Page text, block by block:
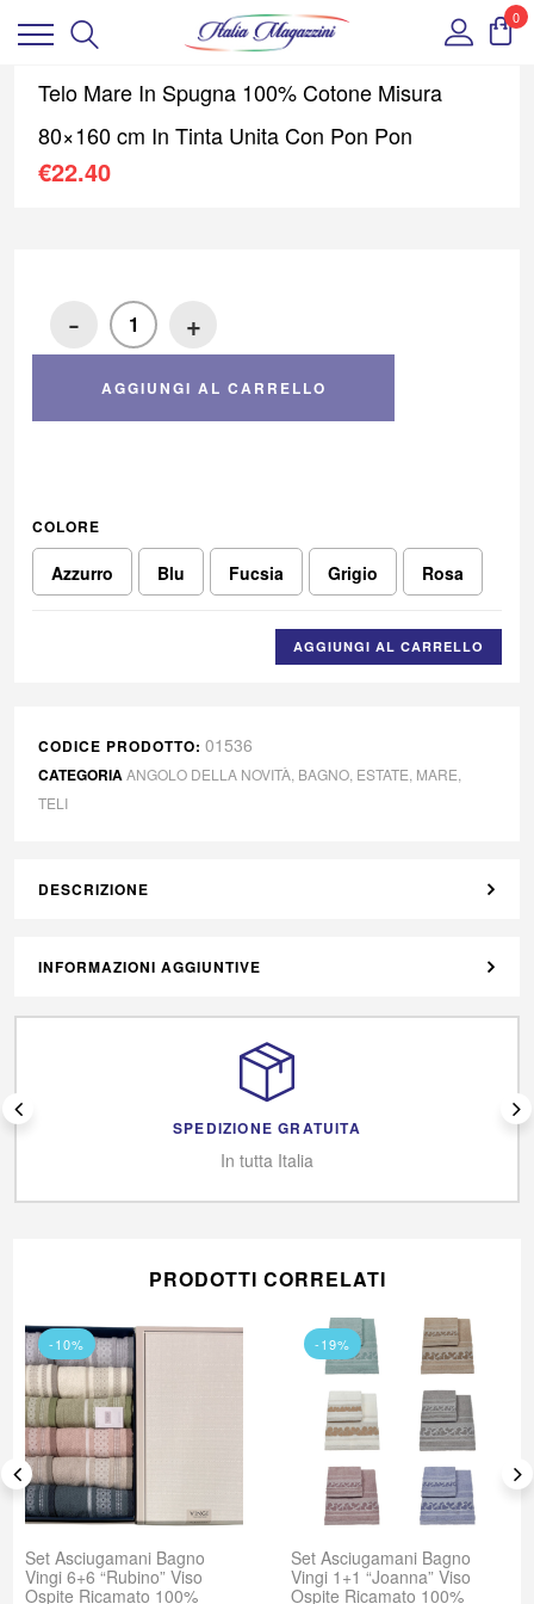
0
Telo Mare In Spugna 100% Cotone Misura
80×160 cm In Tinta Unita Con Pon Pon
€22.40
- +
AGGIUNGI AL CARRELLO
COLORE
Azzurro Blu Fucsia Grigio Rosa
AGGIUNGI AL CARRELLO
CODICE PRODOTTO: 01536
CATEGORIAANGOLO DELLA NOVITÀ BAGNO ESTATE MARE
TELI
DESCRIZIONE
INFORMAZIONI AGGIUNTIVE
SPEDIZIONE GRATUITA
In tutta Italia
PRODOTTI CORRELATI
-10%
Set Asciugamani Bagno
Vingi 6+6 “Rubino” Viso
Ospite Ricamato 100%
-19%
Set Asciugamani Bagno
Vingi 1+1 “Joanna” Viso
Ospite Ricamato 100%